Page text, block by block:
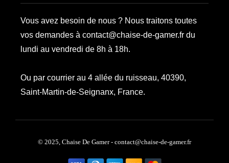
Vous avez besoin de nous ? Nous traitons toutes
vos demandes à contact@chaise-de-gamer.fr du
lundi au vendredi de 8h à 18h.
Ou par courrier au 4 allée du ruisseau, 40390,
Saint-Martin-de-Seignanx, France.
© 2025, Chaise De Gamer - contact@chaise-de-gamer.fr